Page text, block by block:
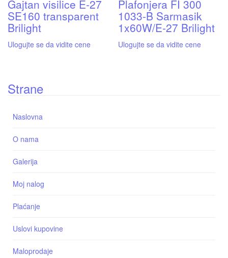
Gajtan visilice E-27
SE160 transparent
Brilight
Ulogujte se da vidite cene
Plafonjera FI 300
1033-B Sarmasik
1x60W/E-27 Brilight
Ulogujte se da vidite cene
Strane
Naslovna
O nama
Galerija
Moj nalog
Plaćanje
Uslovi kupovine
Maloprodaje